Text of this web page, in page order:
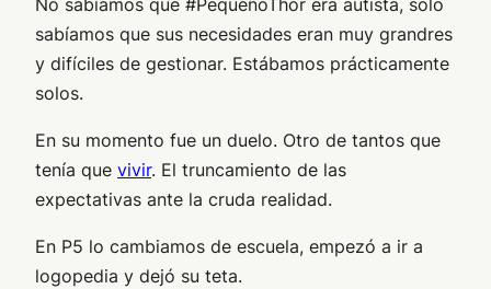
No sabíamos que #PequeñoThor era autista, solo
sabíamos que sus necesidades eran muy grandres
y difíciles de gestionar. Estábamos prácticamente
solos.
En su momento fue un duelo. Otro de tantos que
tenía que vivir. El truncamiento de las
expectativas ante la cruda realidad.
En P5 lo cambiamos de escuela, empezó a ir a
logopedia y dejó su teta.